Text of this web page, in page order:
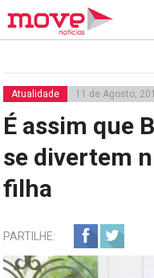
Atualidade 11 de Agosto,
É assim que
se divertem
filha
PARTILHE: